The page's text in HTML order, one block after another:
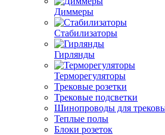
Диммеры
Стабилизаторы
Гирлянды
Терморегуляторы
Трековые розетки
Трековые подсветки
Шинопроводы для
Теплые полы
Блоки розеток